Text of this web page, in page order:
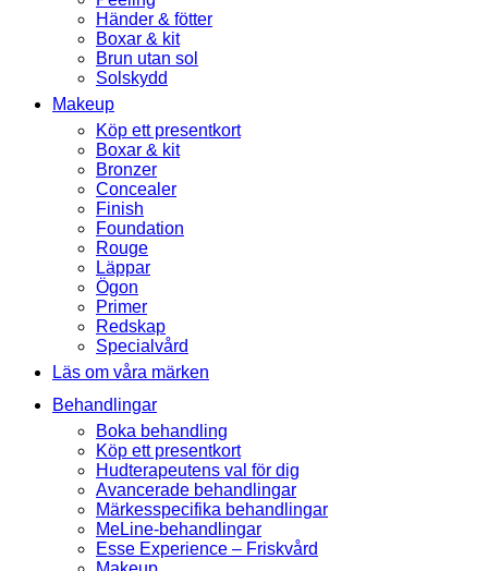
Händer & fötter
Boxar & kit
Brun utan sol
Solskydd
Makeup
Köp ett presentkort
Boxar & kit
Bronzer
Concealer
Finish
Foundation
Rouge
Läppar
Ögon
Primer
Redskap
Specialvård
Läs om våra märken
Behandlingar
Boka behandling
Köp ett presentkort
Hudterapeutens val för dig
Avancerade behandlingar
Märkesspecifika behandlingar
MeLine-behandlingar
Esse Experience – Friskvård